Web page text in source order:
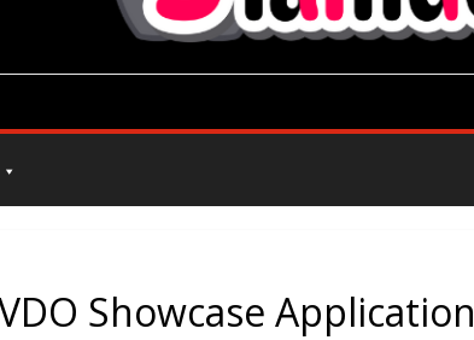
Showcase Application